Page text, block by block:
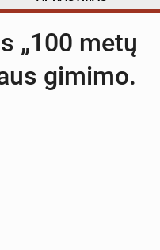
„100 metų
gimimo.